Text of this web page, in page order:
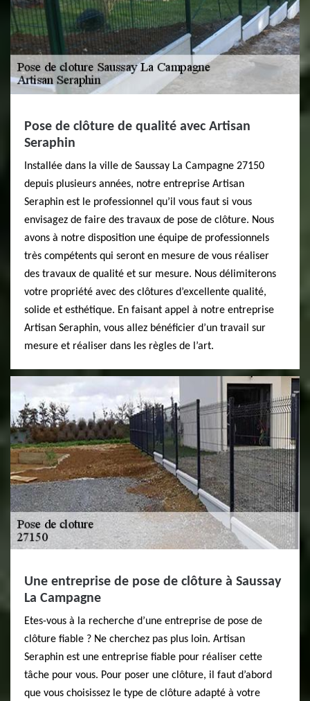
Pose de clôture de qualité avec Artisan
Seraphin
Installée dans la ville de Saussay La Campagne 27150
depuis plusieurs années, notre entreprise Artisan
Seraphin est le professionnel qu’il vous faut si vous
envisagez de faire des travaux de pose de clôture. Nous
avons à notre disposition une équipe de professionnels
très compétents qui seront en mesure de vous réaliser
des travaux de qualité et sur mesure. Nous délimiterons
votre propriété avec des clôtures d’excellente qualité,
solide et esthétique. En faisant appel à notre entreprise
Artisan Seraphin, vous allez bénéficier d’un travail sur
mesure et réaliser dans les règles de l’art.
Une entreprise de pose de clôture à Saussay
La Campagne
Etes-vous à la recherche d’une entreprise de pose de
clôture fiable ? Ne cherchez pas plus loin. Artisan
Seraphin est une entreprise fiable pour réaliser cette
tâche pour vous. Pour poser une clôture, il faut d’abord
que vous choisissez le type de clôture adapté à votre